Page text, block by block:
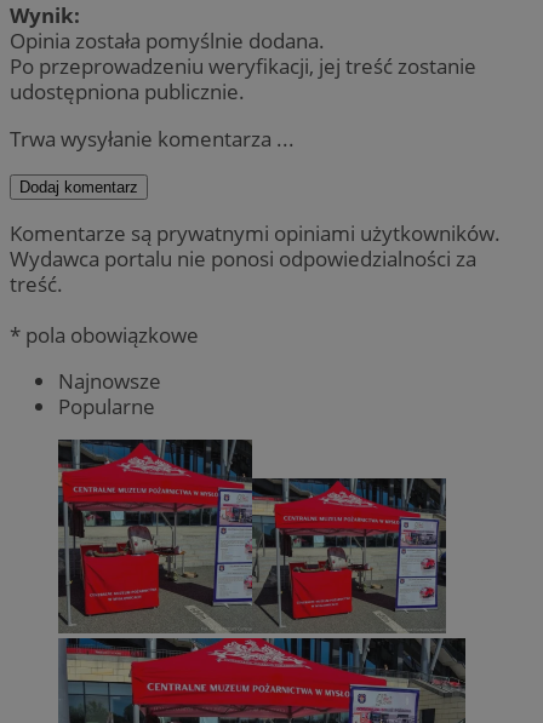
Wynik:
Opinia została pomyślnie dodana.
Po przeprowadzeniu weryfikacji, jej treść zostanie
udostępniona publicznie.
Trwa wysyłanie komentarza ...
Dodaj komentarz
Komentarze są prywatnymi opiniami użytkowników.
Wydawca portalu nie ponosi odpowiedzialności za
treść.
* pola obowiązkowe
Najnowsze
Popularne